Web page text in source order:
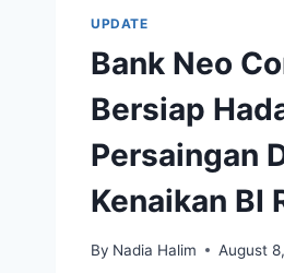
UPDATE
Bank Neo
Bersiap
Persaingan
Kenaikan BI
By Nadia Halim August